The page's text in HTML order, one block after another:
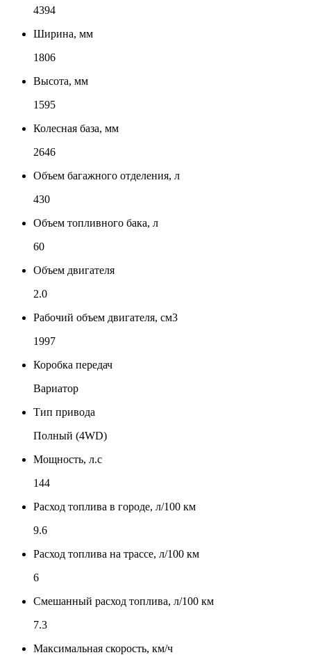
4394
Ширина, мм
1806
Высота, мм
1595
Колесная база, мм
2646
Объем багажного отделения, л
430
Объем топливного бака, л
60
Объем двигателя
2.0
Рабочий объем двигателя, см3
1997
Коробка передач
Вариатор
Тип привода
Полный (4WD)
Мощность, л.с
144
Расход топлива в городе, л/100 км
9.6
Расход топлива на трассе, л/100 км
6
Смешанный расход топлива, л/100 км
7.3
Максимальная скорость, км/ч